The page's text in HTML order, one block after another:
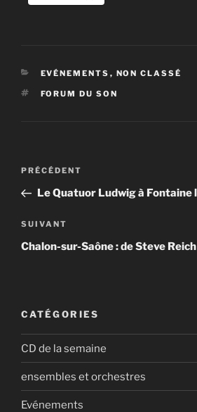
CATÉGORIES
EVÉNEMENTS , NON CLASSÉ
ÉTIQUETTES
FORUM DU SON
Navigation
l’article
Article
précédent
PRÉCÉDENT
Le Quatuor Ludwig à Fontaine
Article
suivant
SUIVANT
Chalon-sur-Saône : de Steve
CATÉGORIES
CD de la semaine
ensembles et orchestres
Evénements